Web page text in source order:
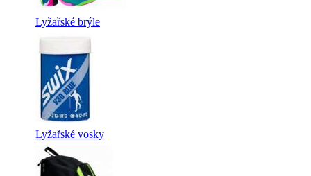
Lyžařské brýle
Lyžařské vosky